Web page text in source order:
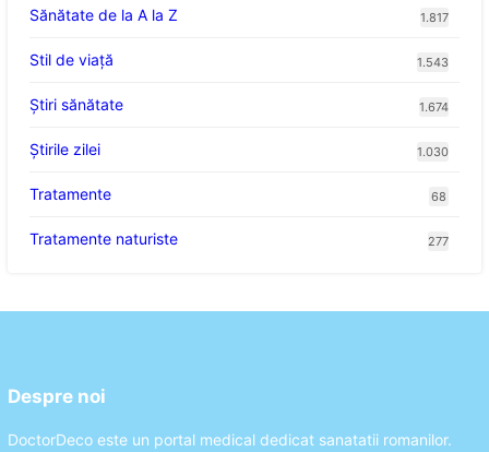
Sănătate de la A la Z 1.817
Stil de viaţă 1.543
Ştiri sănătate 1.674
Știrile zilei 1.030
Tratamente 68
Tratamente naturiste 277
Despre noi
DoctorDeco este un portal medical dedicat sanatatii romanilor.